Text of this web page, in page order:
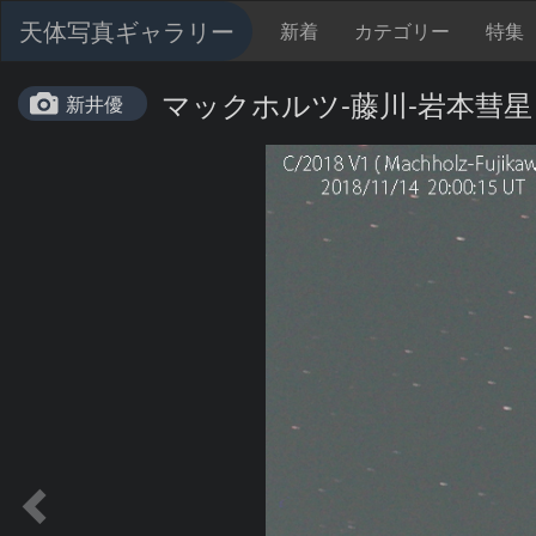
天体写真ギャラリー 新着 カテゴリー 特集
新井優 マックホルツ-藤川-岩本彗星